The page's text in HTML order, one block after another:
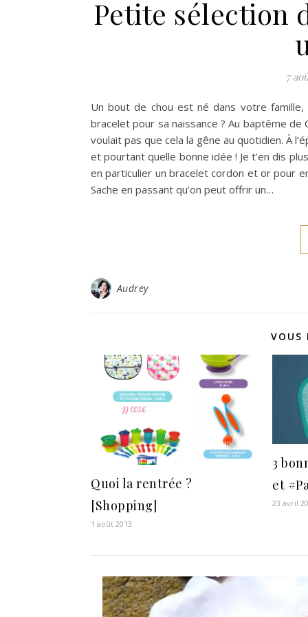
Petite sélection
7
Un bout de chou est né dans votre
bracelet pour sa naissance ? Au baptême
voulait pas que cela la gêne au quotidien. À
et pourtant quelle bonne idée ! Je t’en dis
en particulier un bracelet cordon et or pour
Sache en passant qu’on peut offrir un…
Audrey
VOUS
Quoi la rentrée ?
[Shopping]
1 août 2013
3
et
23 avril